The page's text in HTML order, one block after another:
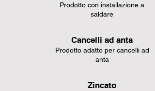
Prodotto con installazione a
saldare
Cancelli ad anta
Prodotto adatto per cancelli ad
anta
Zincato